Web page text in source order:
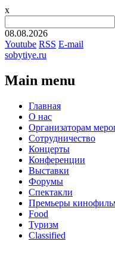
x
08.08.2026
Youtube RSS E-mail
sobytiye.ru
Main menu
Skip
content
Главная
О нас
Организаторам
Сотрудничество
Концерты
Конференции
Выставки
Форумы
Спектакли
Премьеры
Food
Туризм
Сlassified